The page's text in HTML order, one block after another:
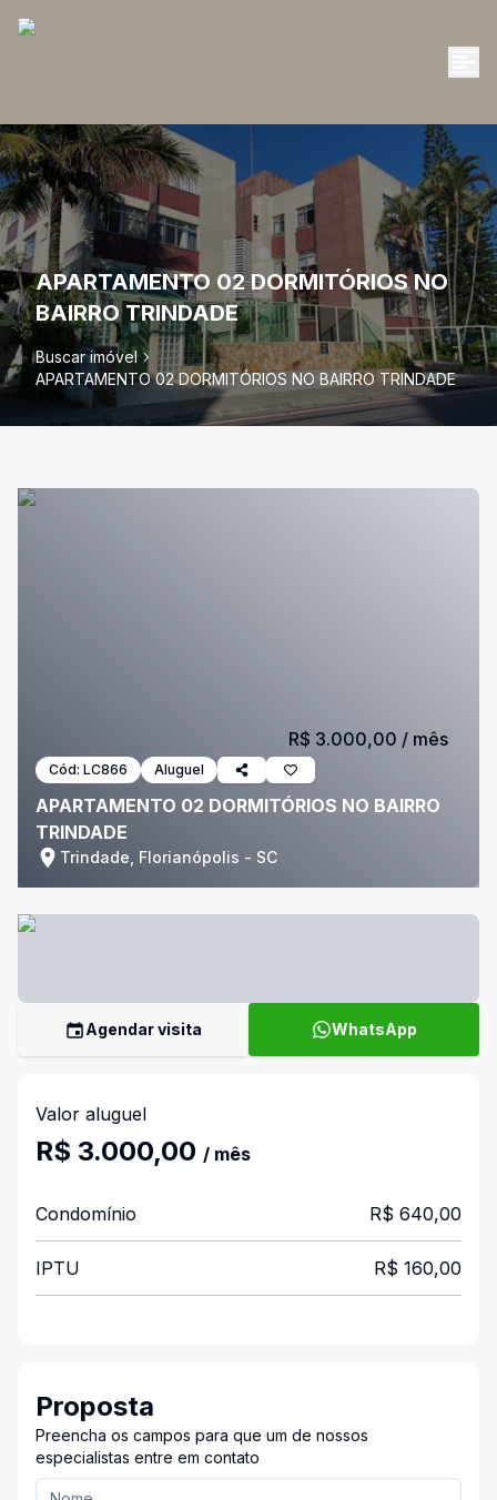
APARTAMENTO 02 DORMITÓRIOS NO
BAIRRO TRINDADE
Buscar imóvel
APARTAMENTO 02 DORMITÓRIOS NO BAIRRO TRINDADE
Cód: LC866 Aluguel
APARTAMENTO 02 DORMITÓRIOS NO BAIRRO
TRINDADE
Trindade, Florianópolis - SC
R$ 3.000,00 / mês
Agendar visita WhatsApp
Valor aluguel
R$ 3.000,00 / mês
Condomínio R$ 640,00
IPTU R$ 160,00
Proposta
Preencha os campos para que um de nossos
especialistas entre em contato